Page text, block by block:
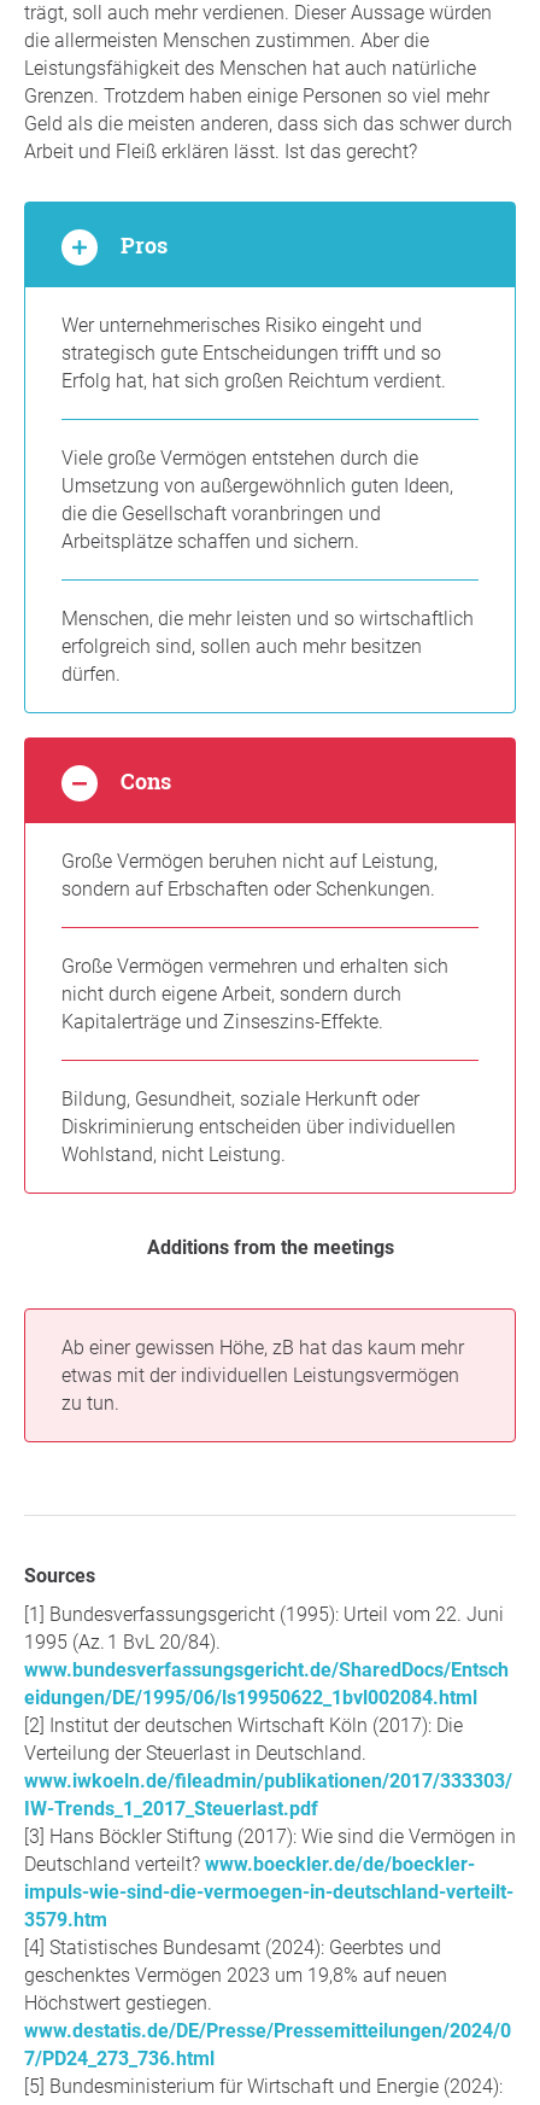
trägt, soll auch mehr verdienen. Dieser Aussage würden
die allermeisten Menschen zustimmen. Aber die
Leistungsfähigkeit des Menschen hat auch natürliche
Grenzen. Trotzdem haben einige Personen so viel mehr
Geld als die meisten anderen, dass sich das schwer durch
Arbeit und Fleiß erklären lässt. Ist das gerecht?
Pros
Wer unternehmerisches Risiko eingeht und
strategisch gute Entscheidungen trifft und so
Erfolg hat, hat sich großen Reichtum verdient.
Viele große Vermögen entstehen durch die
Umsetzung von außergewöhnlich guten Ideen,
die die Gesellschaft voranbringen und
Arbeitsplätze schaffen und sichern.
Menschen, die mehr leisten und so wirtschaftlich
erfolgreich sind, sollen auch mehr besitzen
dürfen.
Cons
Große Vermögen beruhen nicht auf Leistung,
sondern auf Erbschaften oder Schenkungen.
Große Vermögen vermehren und erhalten sich
nicht durch eigene Arbeit, sondern durch
Kapitalerträge und Zinseszins-Effekte.
Bildung, Gesundheit, soziale Herkunft oder
Diskriminierung entscheiden über individuellen
Wohlstand, nicht Leistung.
Additions from the meetings
Ab einer gewissen Höhe, zB hat das kaum mehr
etwas mit der individuellen Leistungsvermögen
zu tun.
Sources
Bundesverfassungsgericht (1995): Urteil vom 22. Juni
1995 (Az. 1 BvL 20/84).
www.bundesverfassungsgericht.de/SharedDocs/Entsch
eidungen/DE/1995/06/ls19950622_1bvl002084.html
Institut der deutschen Wirtschaft Köln (2017): Die
Verteilung der Steuerlast in Deutschland.
www.iwkoeln.de/fileadmin/publikationen/2017/333303/
IW-Trends_1_2017_Steuerlast.pdf
Hans Böckler Stiftung (2017): Wie sind die Vermögen in
Deutschland verteilt? www.boeckler.de/de/boeckler-
impuls-wie-sind-die-vermoegen-in-deutschland-verteilt-
3579.htm
Statistisches Bundesamt (2024): Geerbtes und
geschenktes Vermögen 2023 um 19,8% auf neuen
Höchstwert gestiegen.
www.destatis.de/DE/Presse/Pressemitteilungen/2024/0
7/PD24_273_736.html
Bundesministerium für Wirtschaft und Energie (2024):